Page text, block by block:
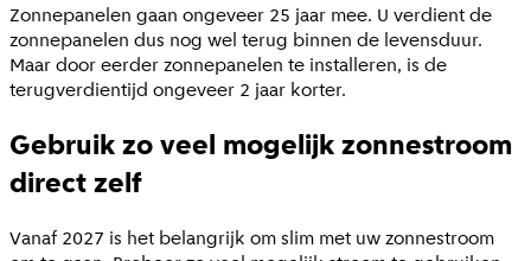
Zonnepanelen gaan ongeveer 25 jaar mee. U verdient de
zonnepanelen dus nog wel terug binnen de levensduur.
Maar door eerder zonnepanelen te installeren, is de
terugverdientijd ongeveer 2 jaar korter.
Gebruik zo veel mogelijk zonnestroom
direct zelf
Vanaf 2027 is het belangrijk om slim met uw zonnestroom